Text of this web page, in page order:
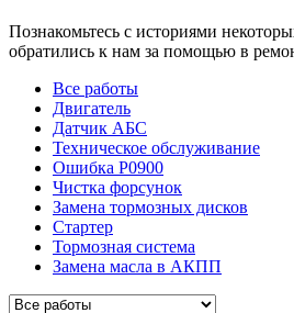
Познакомьтесь с историями
обратились к нам за помощью в
Все работы
Двигатель
Датчик АБС
Техническое обслуживание
Ошибка P0900
Чистка форсунок
Замена тормозных дисков
Стартер
Тормозная система
Замена масла в АКПП